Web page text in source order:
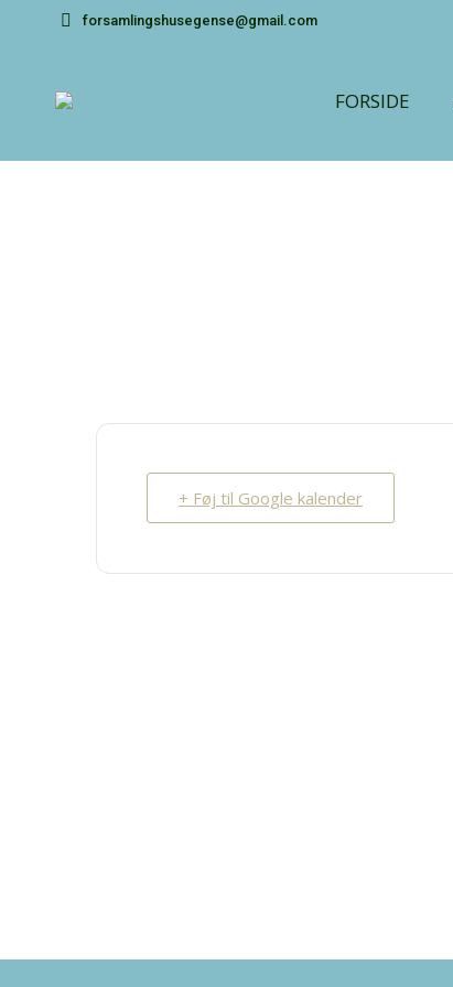
forsamlingshusegense@gmail.com
FORSIDE
+ Føj til Google kalender